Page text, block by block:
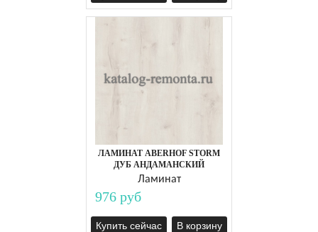
ЛАМИНАТ ABERHOF STORM
ДУБ АНДАМАНСКИЙ
Ламинат
976 руб
Купить сейчас В корзину